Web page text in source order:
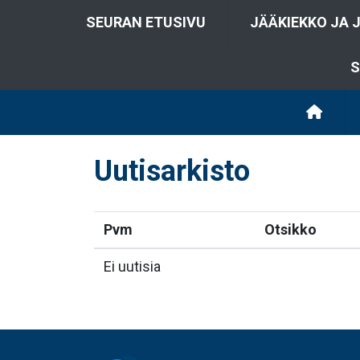
SEURAN ETUSIVU JÄÄKIEKKO JA
Uutisarkisto
Pvm Otsikko
Ei uutisia